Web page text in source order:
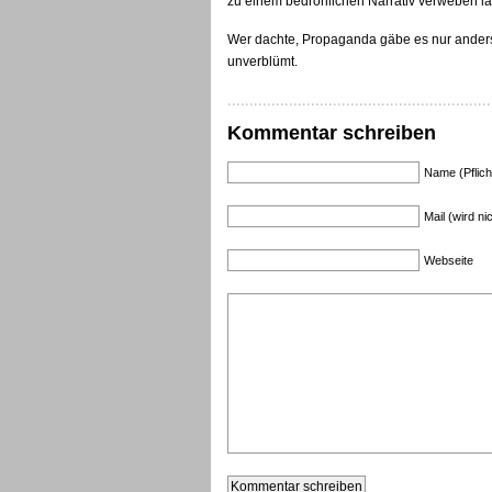
Wer dachte, Propaganda gäbe es nur
unverblümt.
Kommentar schreiben
Name
Mail (wird
Webseite